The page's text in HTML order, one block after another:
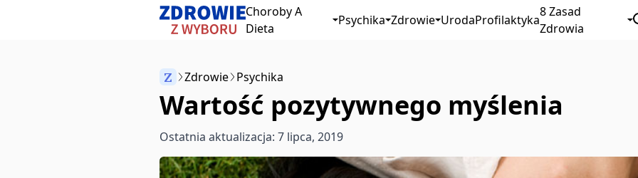
Choroby A
Dieta
Psychika Zdrowie UrodaProfilaktyka
8 Zasad
Zdrowia
Anuluj
Zacznij pisać, aby wyszukać artykuły
Z Zdrowie Psychika
Wartość pozytywnego myślenia
Ostatnia aktualizacja: 7 lipca, 2019